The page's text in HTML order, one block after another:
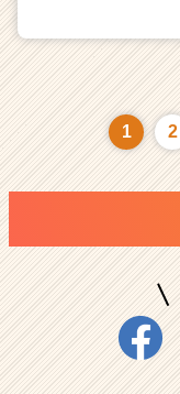
1 2